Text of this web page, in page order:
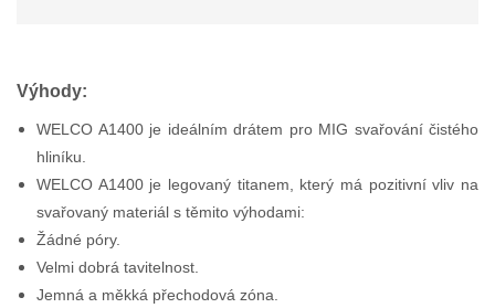
Výhody:
WELCO A1400 je ideálním drátem pro MIG svařování čistého
hliníku.
WELCO A1400 je legovaný titanem, který má pozitivní vliv na
svařovaný materiál s těmito výhodami:
Žádné póry.
Velmi dobrá tavitelnost.
Jemná a měkká přechodová zóna.